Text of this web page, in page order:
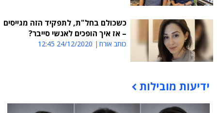
כשכולם בחל"ת, לתפקיד הזה מגייסים
– אז איך הופכים לאנשי סייבר?
כותב אורח 24/12/2020 12:45
תוכן פרסומי
ידיעות מובילות